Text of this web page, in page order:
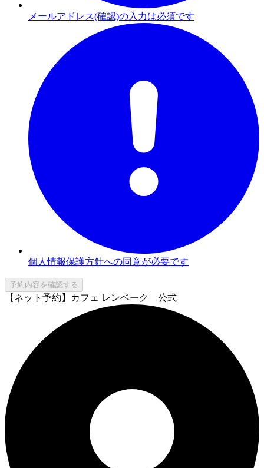
メールアドレス(確認)の入力は必須です
個人情報保護方針への同意が必要です
予約内容を確認する
【ネット予約】カフェ レンベーク 公式